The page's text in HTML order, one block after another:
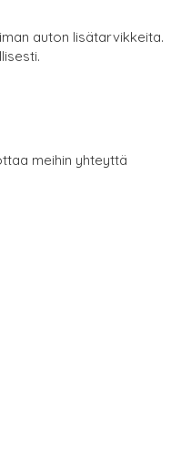
auton lisätarvikkeita.
meihin yhteyttä